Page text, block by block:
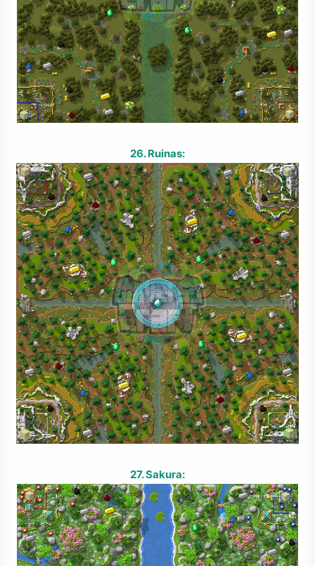
26. Ruinas:
27. Sakura: